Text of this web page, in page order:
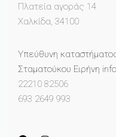
Πλατεία αγοράς 14
Χαλκίδα, 34100
Υπεύθυνη
Σταματούκου Ειρήνη
22210 82506
693 2649 993